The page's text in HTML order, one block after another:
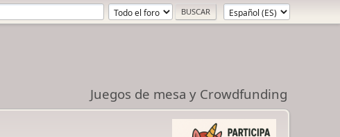
Juegos de mesa y Crowdfunding